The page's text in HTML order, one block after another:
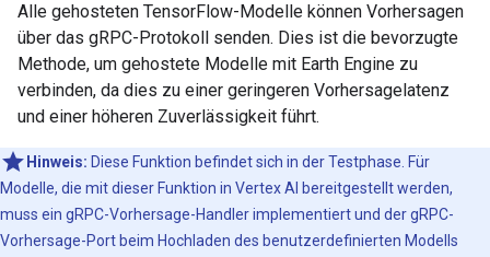
Alle gehosteten TensorFlow-Modelle können Vorhersagen
über das gRPC-Protokoll senden. Dies ist die bevorzugte
Methode, um gehostete Modelle mit Earth Engine zu
verbinden, da dies zu einer geringeren Vorhersagelatenz
und einer höheren Zuverlässigkeit führt.
Hinweis: Diese Funktion befindet sich in der Testphase. Für
Modelle, die mit dieser Funktion in Vertex AI bereitgestellt werden,
muss ein gRPC-Vorhersage-Handler implementiert und der gRPC-
Vorhersage-Port beim Hochladen des benutzerdefinierten Modells